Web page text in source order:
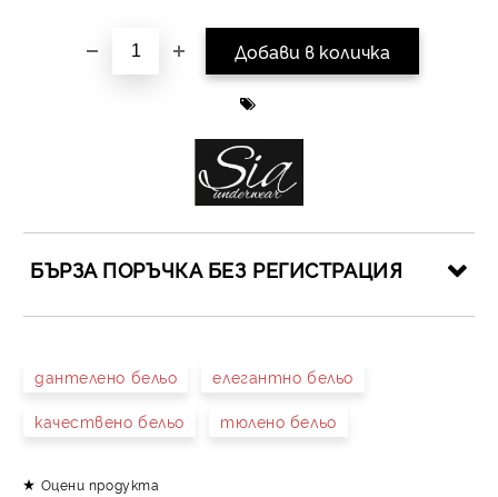
БЪРЗА ПОРЪЧКА БЕЗ РЕГИСТРАЦИЯ
дантелено бельо елегантно бельо
качествено бельо тюлено бельо
Оцени продукта